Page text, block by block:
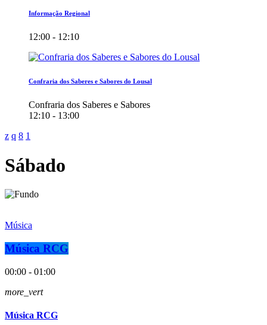
Informação Regional
12:00 - 12:10
Confraria dos Saberes e Sabores do Lousal
Confraria dos Saberes e Sabores
12:10 - 13:00
Sábado
Música
Música RCG
00:00 - 01:00
more_vert
Música RCG